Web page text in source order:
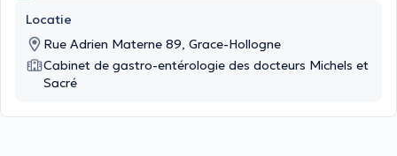
Locatie
Rue Adrien Materne 89, Grace-Hollogne
Cabinet de gastro-entérologie des docteurs Michels et
Sacré